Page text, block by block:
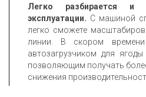
Легко разбирается и
эксплуатации. С машиной
легко сможете
линии. В скором
автозагрузчиком для
позволяющим получать
снижения